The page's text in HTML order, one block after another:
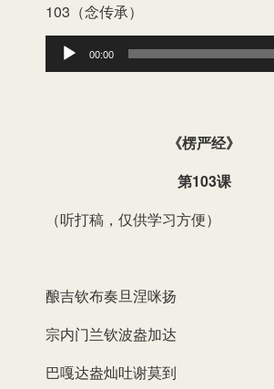
103（念传承）
频
00:00
《楞严经》
第103课
（听打稿，仅供学习方便）
酿吉钦布奏旦涅咪扬
宗内门兰钦波盎加达
巴嘎达盎灿吐谢莫到